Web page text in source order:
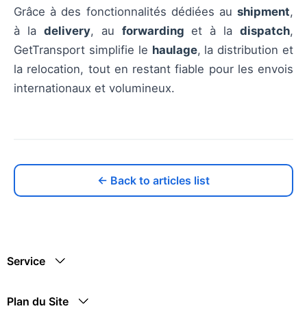
Grâce à des fonctionnalités dédiées au shipment,
à la delivery, au forwarding et à la dispatch,
GetTransport simplifie le haulage, la distribution et
la relocation, tout en restant fiable pour les envois
internationaux et volumineux.
← Back to articles list
Service
Plan du Site